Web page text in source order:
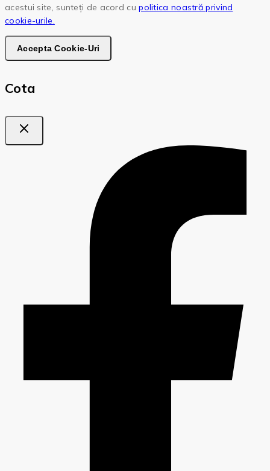
acestui site, sunteți de acord cupolitica noastră privind
cookie-urile.
Accepta Cookie-Uri
Cota